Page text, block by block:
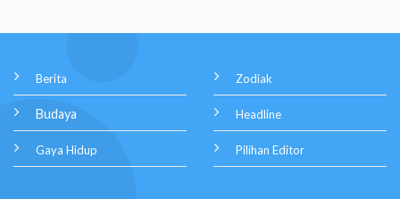
Berita
Budaya
Gaya Hidup
Zodiak
Headline
Pilihan Editor